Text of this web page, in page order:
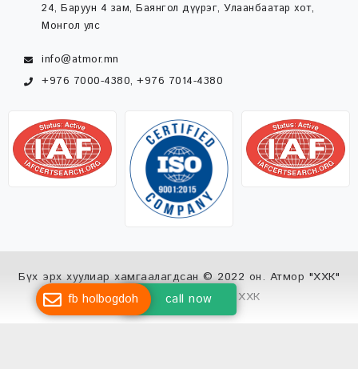
24, Баруун 4 зам, Баянгол дүүрэг, Улаанбаатар хот,
Монгол улс
info@atmor.mn
+976 7000-4380, +976 7014-4380
Бүх эрх хуулиар хамгаалагдсан © 2022 он. Атмор "ХХК"
Вэб сайтыг:Грийн софт ХХК
fb holbogdoh call now